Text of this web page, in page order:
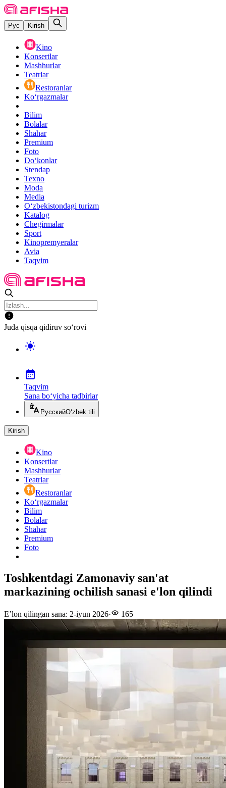
Рус Kirish
Kino
Konsertlar
Mashhurlar
Teatrlar
Restoranlar
Ko‘rgazmalar
Bilim
Bolalar
Shahar
Premium
Foto
Do‘konlar
Stendap
Texno
Moda
Media
O‘zbekistondagi turizm
Katalog
Chegirmalar
Sport
Kinopremyeralar
Avia
Taqvim
Juda qisqa qidiruv so‘rovi
Taqvim
Sana bo‘yicha tadbirlar
РусскийO‘zbek tili
Kirish
Kino
Konsertlar
Mashhurlar
Teatrlar
Restoranlar
Ko‘rgazmalar
Bilim
Bolalar
Shahar
Premium
Foto
Toshkentdagi Zamonaviy san'at
markazining ochilish sanasi e'lon qilindi
E’lon qilingan sana: 2-iyun 2026· 165